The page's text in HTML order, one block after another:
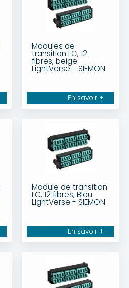
Modules de
transition LC, 12
fibres, beige
LightVerse - SIEMON
En savoir +
Module de transition
LC, 12 fibres, Bleu
LightVerse - SIEMON
En savoir +